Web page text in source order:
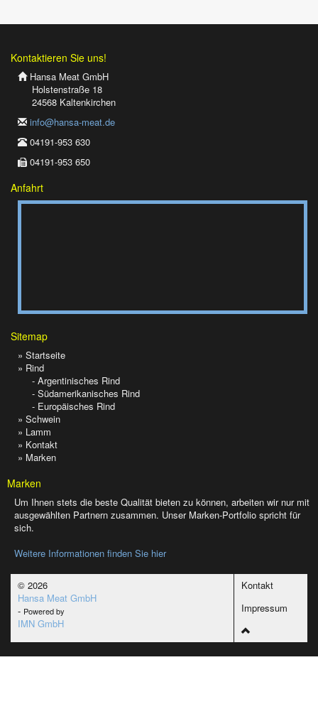
Kontaktieren Sie uns!
Hansa Meat GmbH
Holstenstraße 18
24568 Kaltenkirchen
info@hansa-meat.de
04191-953 630
04191-953 650
Anfahrt
Sitemap
» Startseite
» Rind
- Argentinisches Rind
- Südamerikanisches Rind
- Europäisches Rind
» Schwein
» Lamm
» Kontakt
» Marken
Marken
Um Ihnen stets die beste Qualität bieten zu können, arbeiten wir nur mit
ausgewählten Partnern zusammen. Unser Marken-Portfolio spricht für
sich.
Weitere Informationen finden Sie hier
© 2026
Hansa Meat GmbH
- Powered by
IMN GmbH
Kontakt
Impressum